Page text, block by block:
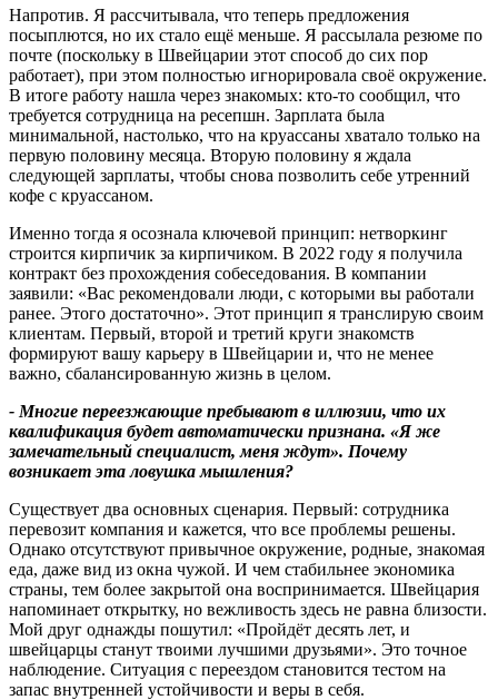
Напротив. Я рассчитывала, что теперь предложения
посыплются, но их стало ещё меньше. Я рассылала резюме по
почте (поскольку в Швейцарии этот способ до сих пор
работает), при этом полностью игнорировала своё окружение.
В итоге работу нашла через знакомых: кто-то сообщил, что
требуется сотрудница на ресепшн. Зарплата была
минимальной, настолько, что на круассаны хватало только на
первую половину месяца. Вторую половину я ждала
следующей зарплаты, чтобы снова позволить себе утренний
кофе с круассаном.
Именно тогда я осознала ключевой принцип: нетворкинг
строится кирпичик за кирпичиком. В 2022 году я получила
контракт без прохождения собеседования. В компании
заявили: «Вас рекомендовали люди, с которыми вы работали
ранее. Этого достаточно». Этот принцип я транслирую своим
клиентам. Первый, второй и третий круги знакомств
формируют вашу карьеру в Швейцарии и, что не менее
важно, сбалансированную жизнь в целом.
- Многие переезжающие пребывают в иллюзии, что их
квалификация будет автоматически признана. «Я же
замечательный специалист,меня ждут». Почему
возникает эта ловушка мышления?
Существует два основных сценария. Первый: сотрудника
перевозит компания и кажется, что все проблемы решены.
Однако отсутствуют привычное окружение, родные, знакомая
еда, даже вид из окна чужой. И чем стабильнее экономика
страны, тем более закрытой она воспринимается. Швейцария
напоминает открытку, но вежливость здесь не равна близости.
Мой друг однажды пошутил: «Пройдёт десять лет, и
швейцарцы станут твоими лучшими друзьями». Это точное
наблюдение. Ситуация с переездом становится тестом на
запас внутренней устойчивости и веры в себя.